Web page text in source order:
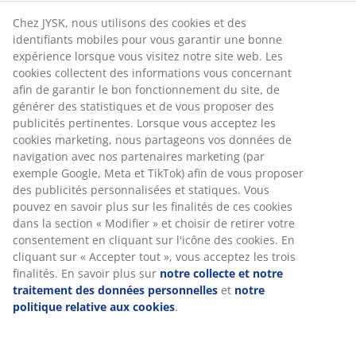
toilette de luxe sont autant de petits objets qui
donnent ce petit plus à la routine quotidienne de la
salle de bain. Parfait comme cadeau de Noël pour
quelqu'un qui mérite d'être chouchouté!
Chez JYSK, nous utilisons des cookies et des
identifiants mobiles pour vous garantir une bonne
expérience lorsque vous visitez notre site web. Les
cookies collectent des informations vous concernant
afin de garantir le bon fonctionnement du site, de
générer des statistiques et de vous proposer des
publicités pertinentes. Lorsque vous acceptez les
cookies marketing, nous partageons vos données de
navigation avec nos partenaires marketing (par
exemple Google, Meta et TikTok) afin de vous proposer
des publicités personnalisées et statiques. Vous
pouvez en savoir plus sur les finalités de ces cookies
dans la section « Modifier » et choisir de retirer votre
consentement en cliquant sur l'icône des cookies. En
cliquant sur « Accepter tout », vous acceptez les trois
finalités. En savoir plus sur notre collecte et notre
traitement des données personnelles et notre
politique relative aux cookies.